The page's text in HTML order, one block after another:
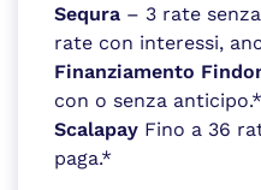
Sequra – 3 rate
rate con interessi,
Finanziamento
con o senza anticipo.*
Scalapay Fino a 36
paga.*